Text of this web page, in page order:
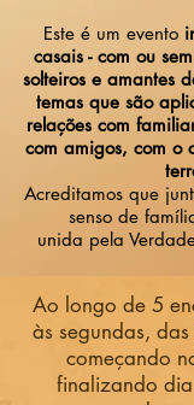
Este é um evento
casais - com ou
solteiros e amantes
temas que são
relações com
com amigos, com o
Acreditamos que
senso de
unida pela
Ao longo de 5
às segundas,
começando
finalizando